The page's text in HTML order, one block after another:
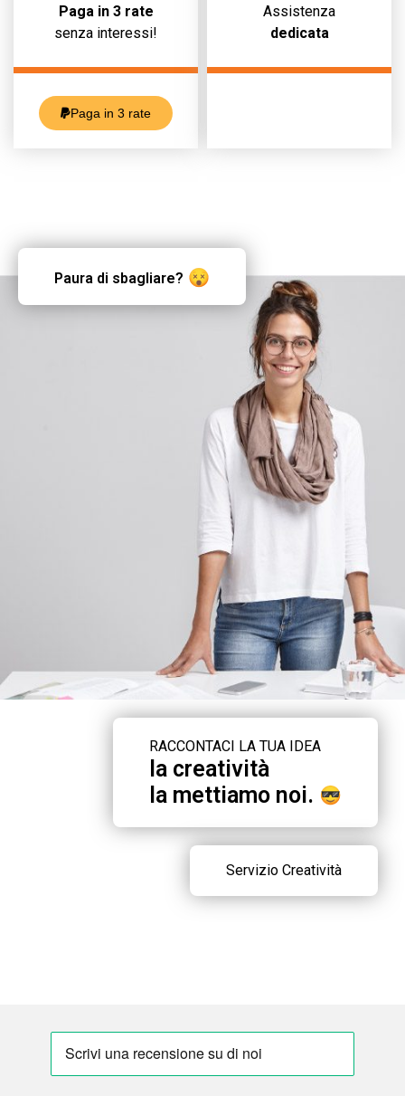
Paga in 3 rate
senza interessi!
Paga in 3 rate
Assistenza
dedicata
Paura di sbagliare?
RACCONTACI LA TUA IDEA
la creatività
la mettiamo noi.
Servizio Creatività